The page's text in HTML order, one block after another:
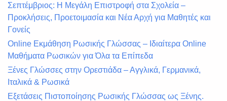
Σεπτέμβριος: Η Μεγάλη Επιστροφή στα Σχολεία –
Προκλήσεις, Προετοιμασία και Νέα Αρχή για Μαθητές και
Γονείς
Online Εκμάθηση Ρωσικής Γλώσσας – Ιδιαίτερα Online
Μαθήματα Ρωσικών για Όλα τα Επίπεδα
Ξένες Γλώσσες στην Ορεστιάδα – Αγγλικά, Γερμανικά,
Ιταλικά & Ρωσικά
Εξετάσεις Πιστοποίησης Ρωσικής Γλώσσας ως Ξένης.